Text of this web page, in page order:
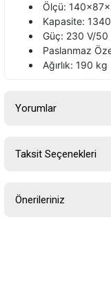
Ölçü:
Kapasite:
Güç: 230 V/
Paslanmaz
Ağırlık: 190 kg
Yorumlar
Taksit Seçenekleri
Önerileriniz
Görüş ve önerileriniz